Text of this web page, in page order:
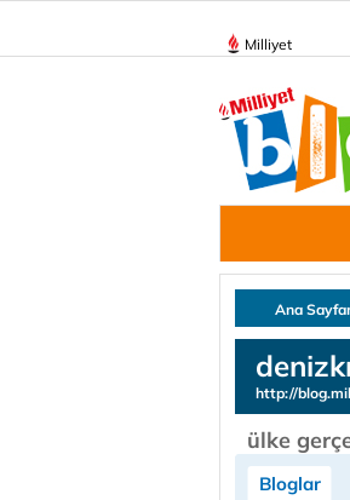
Milliyet
Ana
http://
ülke
Bloglar